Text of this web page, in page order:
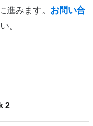
進みます。 お問い合
。
2